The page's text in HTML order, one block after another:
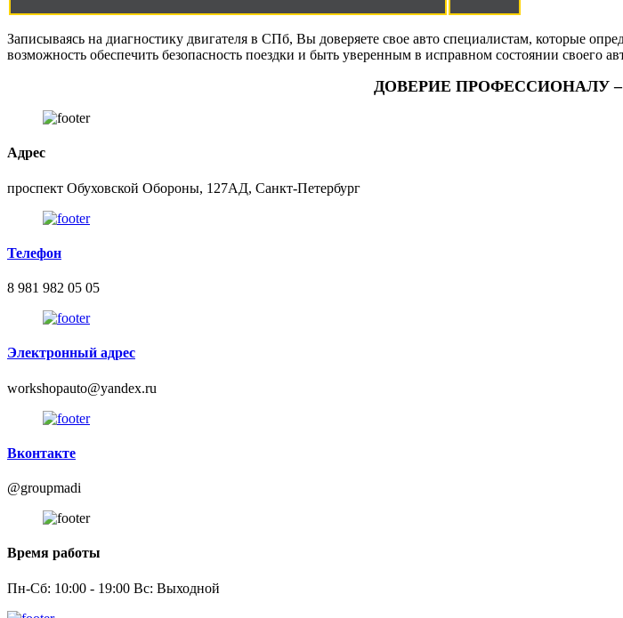
Записываясь на диагностику двигателя в СПб, Вы доверяете свое авто специалистам, которые
возможность обеспечить безопасность поездки и быть уверенным в исправном состоянии своего
ДОВЕРИЕ ПРОФЕССИОНАЛУ –
Адрес
проспект Обуховской Обороны, 127АД, Санкт-Петербург
Телефон
8 981 982 05 05
Электронный адрес
workshopauto@yandex.ru
Вконтакте
@groupmadi
Время работы
Пн-Сб: 10:00 - 19:00 Вс: Выходной